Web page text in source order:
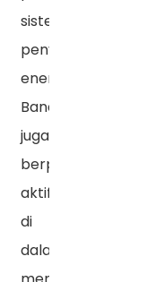
sistem
penyimpanan
energi.
Banatton
juga
berpartisipasi
aktif
di
dalamnya,